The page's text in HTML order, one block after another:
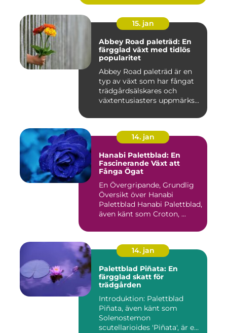
15. jan
Abbey Road paleträd: En
färgglad växt med tidlös
popularitet
Abbey Road paleträd är en
typ av växt som har fångat
trädgårdsälskares och
växtentusiasters uppmärks...
14. jan
Hanabi Palettblad: En
Fascinerande Växt att
Fånga Ögat
En Övergripande, Grundlig
Översikt över Hanabi
Palettblad Hanabi Palettblad,
även känt som Croton, ...
14. jan
Palettblad Piñata: En
färgglad skatt för
trädgården
Introduktion: Palettblad
Piñata, även känt som
Solenostemon
scutellarioides 'Piñata', är en